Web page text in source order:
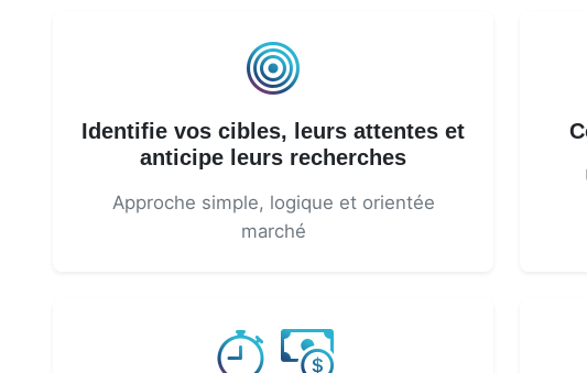
Identifie vos cibles, leurs attentes et
anticipe leurs recherches
Approche simple, logique et orientée
marché